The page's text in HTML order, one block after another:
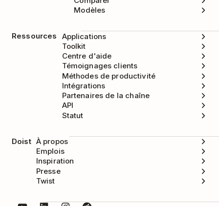
Modèles
Ressources
Applications
Toolkit
Centre d'aide
Témoignages clients
Méthodes de productivité
Intégrations
Partenaires de la chaîne
API
Statut
Doist À propos
Emplois
Inspiration
Presse
Twist